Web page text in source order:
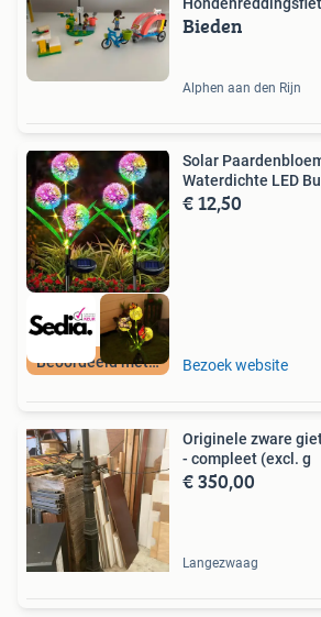
Bieden
Alphen aan den Rijn
Beoordeeld met 9+
Solar
Waterdichte LED
€ 12,50
Bezoek website
Originele zware
- compleet (excl. g
€ 350,00
Langezwaag